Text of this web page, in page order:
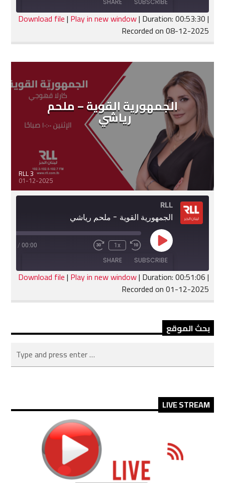
Seconds
seconds
SUBSCRIBE
SHARE
RSS FEED
SHARE
EMBED
Download file| Play in new window| Duration: 00:53:30|
Recorded on 08-12-2025
الجمهورية القوية – ملحم
رياشي
RLL 3
01-12-2025
RLL
الجمهورية القوية - ملحم رياشي
Play
Episode
Rewind
10
Seconds
1x
Fast
seconds
00:00
/
SUBSCRIBE
SHARE
RSS FEED
SHARE
Download file| Play in new window| Duration: 00:51:06|
Recorded on 01-12-2025
بحث الموقع
LIVE STREAM